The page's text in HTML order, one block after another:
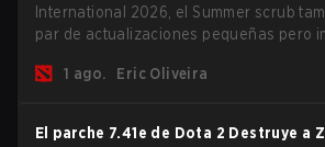
International 2026, el Summer scrub
par de actualizaciones pequeñas pero
de desglose post-partida y ahora todos
1 ago. Eric Oliveira
El parche 7.41e de Dota 2 Destruye a